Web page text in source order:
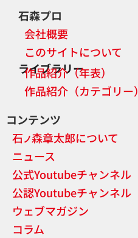
石森プロ
会社概要
このサイトについて
ライブラリー
作品紹介（年表）
作品紹介（カテゴリー）
コンテンツ
石ノ森章太郎について
ニュース
公式Youtubeチャンネル
公認Youtubeチャンネル
ウェブマガジン
コラム